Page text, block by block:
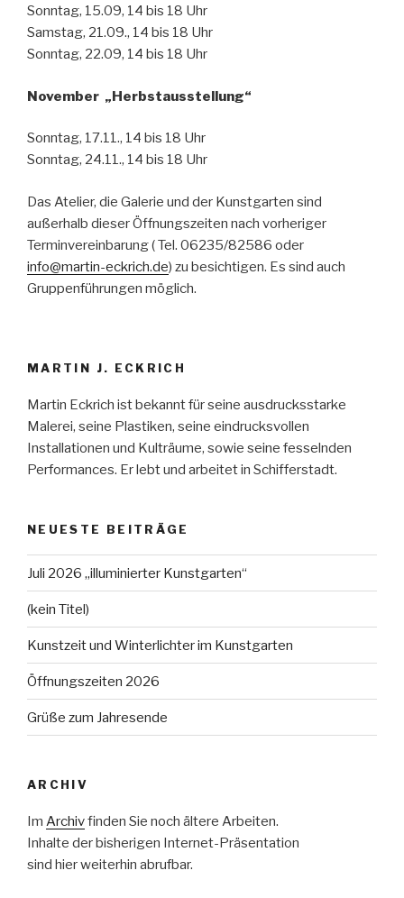
Sonntag, 15.09, 14 bis 18 Uhr
Samstag, 21.09., 14 bis 18 Uhr
Sonntag, 22.09, 14 bis 18 Uhr
November „Herbstausstellung“
Sonntag, 17.11., 14 bis 18 Uhr
Sonntag, 24.11., 14 bis 18 Uhr
Das Atelier, die Galerie und der Kunstgarten sind
außerhalb dieser Öffnungszeiten nach vorheriger
Terminvereinbarung ( Tel. 06235/82586 oder
info@martin-eckrich.de) zu besichtigen. Es sind auch
Gruppenführungen möglich.
MARTIN J. ECKRICH
Martin Eckrich ist bekannt für seine ausdrucksstarke
Malerei, seine Plastiken, seine eindrucksvollen
Installationen und Kulträume, sowie seine fesselnden
Performances. Er lebt und arbeitet in Schifferstadt.
NEUESTE BEITRÄGE
Juli 2026 „illuminierter Kunstgarten“
(kein Titel)
Kunstzeit und Winterlichter im Kunstgarten
Öffnungszeiten 2026
Grüße zum Jahresende
ARCHIV
Im Archivfinden Sie noch ältere Arbeiten.
Inhalte der bisherigen Internet-Präsentation
sind hier weiterhin abrufbar.